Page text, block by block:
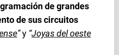
de grandes
de sus circuitos
”y “Joyas del oeste